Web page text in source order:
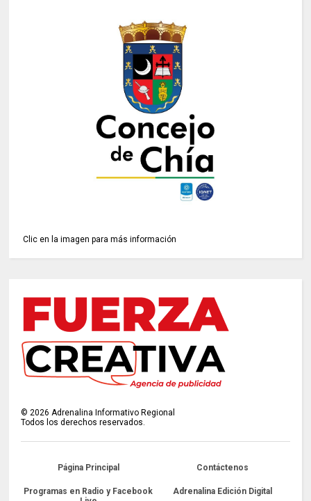
Clic en la imagen para más información
©2026 Adrenalina Informativo Regional
Todos los derechos reservados.
Página Principal Contáctenos
Programas en Radio y Facebook
Adrenalina Edición Digital